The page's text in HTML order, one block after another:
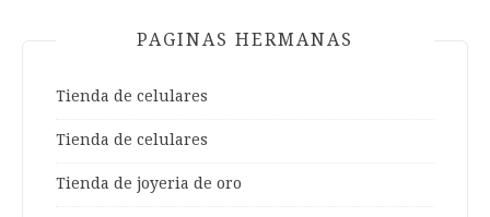
PAGINAS HERMANAS
Tienda de celulares
Tienda de celulares
Tienda de joyeria de oro